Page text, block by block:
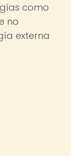
como
no
externa